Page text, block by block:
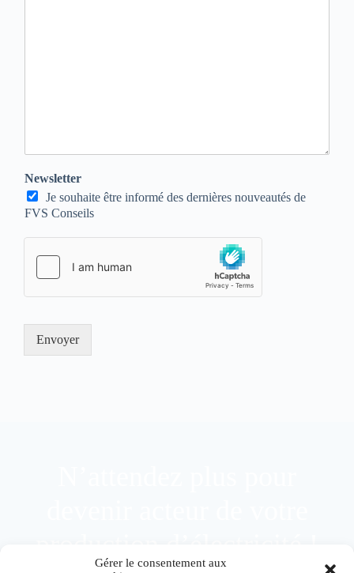
Gérer le consentement aux
Newsletter
Je souhaite être informé des dernières nouveautés de
FVS Conseils
Envoyer